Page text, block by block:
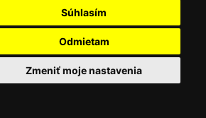
Súhlasím
Odmietam
Zmeniť moje nastavenia
registrovanými obchodnými známkami
ich vlastníkov.